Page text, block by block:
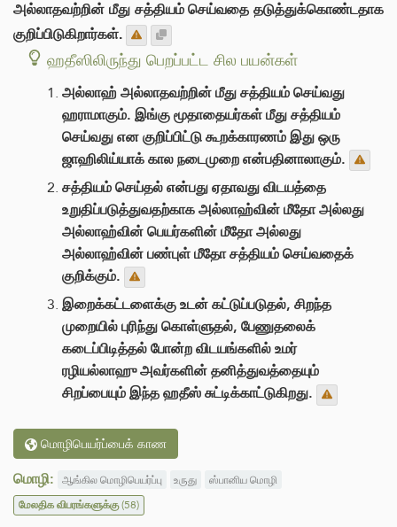
அல்லாதவற்றின் மீது சத்தியம் செய்வதை தடுத்துக்கொண்டதாக
குறிப்பிடுகிறார்கள்.
ஹதீஸிலிருந்து பெறப்பட்ட சில பயன்கள்
அல்லாஹ் அல்லாதவற்றின் மீது சத்தியம் செய்வது
ஹராமாகும். இங்கு மூதாதையர்கள் மீது சத்தியம்
செய்வது என குறிப்பிட்டு கூறக்காரணம் இது ஒரு
ஜாஹிலிய்யாக் கால நடைமுறை என்பதினாலாகும்.
சத்தியம் செய்தல் என்பது ஏதாவது விடயத்தை
உறுதிப்படுத்துவதற்காக அல்லாஹ்வின் மீதோ அல்லது
அல்லாஹ்வின் பெயர்களின் மீதோ அல்லது
அல்லாஹ்வின் பண்புள் மீதோ சத்தியம் செய்வதைக்
குறிக்கும்.
இறைக்கட்டளைக்கு உடன் கட்டுப்படுதல், சிறந்த
முறையில் புரிந்து கொள்ளுதல், பேணுதலைக்
கடைப்பிடித்தல் போன்ற விடயங்களில் உமர்
ரழியல்லாஹு அவர்களின் தனித்துவத்தையும்
சிறப்பையும் இந்த ஹதீஸ் சுட்டிக்காட்டுகிறது.
மொழிபெயர்ப்பைக் காண
மொழி: ஆங்கில மொழிபெயர்ப்பு உருது
ஸ்பானிய மொழி
மேலதிக விபரங்களுக்கு(58)